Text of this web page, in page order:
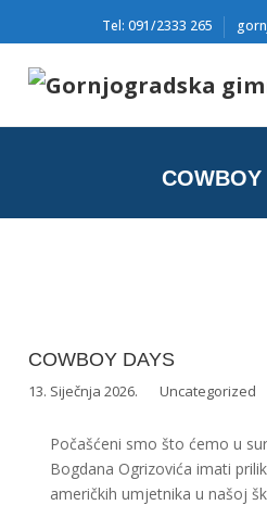
Tel: 091/2333 265
COWBOY
COWBOY DAYS
13. Siječnja 2026. Uncategorized
Počašćeni smo što ćemo u
Bogdana Ogrizovića imati
američkih umjetnika u našoj